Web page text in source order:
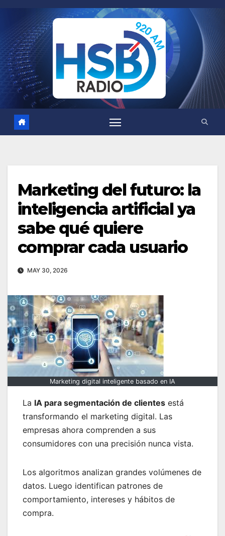
contenido
Marketing del futuro: la
inteligencia artificial ya
sabe qué quiere
comprar cada usuario
MAY 30, 2026
Marketing digital inteligente basado en IA
La IA para segmentación de clientes está
transformando el marketing digital. Las
empresas ahora comprenden a sus
consumidores con una precisión nunca vista.
Los algoritmos analizan grandes volúmenes de
datos. Luego identifican patrones de
comportamiento, intereses y hábitos de
compra.